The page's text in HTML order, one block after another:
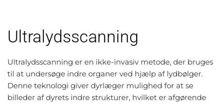
Ultralydsscanning
Ultralydsscanning er en ikke-invasiv metode, der bruges
til at undersøge indre organer ved hjælp af lydbølger.
Denne teknologi giver dyrlæger mulighed for at se
billeder af dyrets indre strukturer, hvilket er afgørende